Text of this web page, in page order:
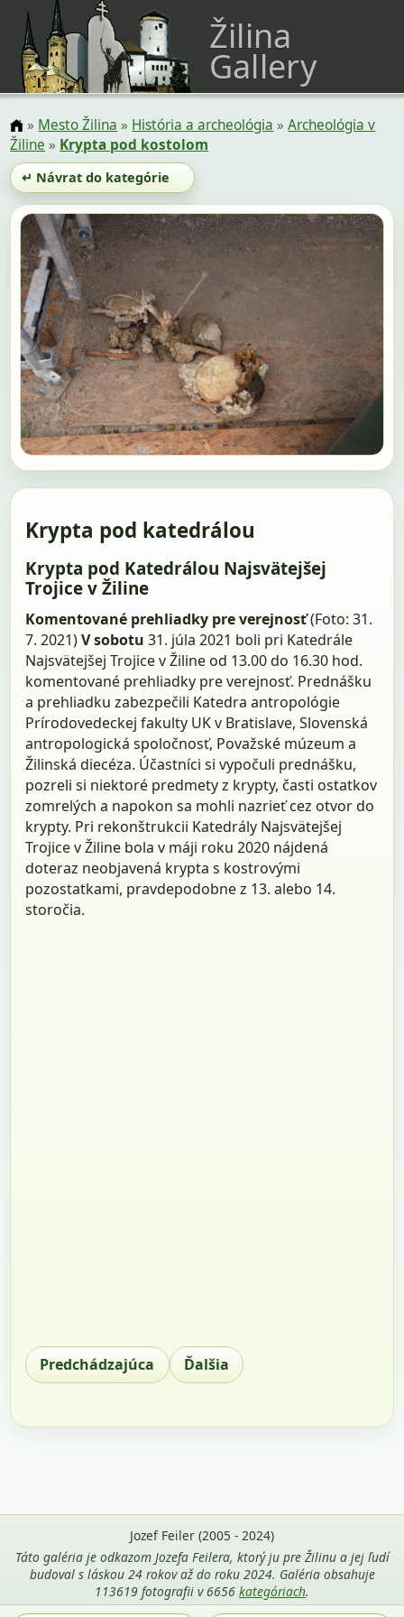
Žilina
Gallery
» Mesto Žilina » História a archeológia »Archeológia v
Žiline » Krypta pod kostolom
↵ Návrat do kategórie
Krypta pod katedrálou
Krypta pod Katedrálou Najsvätejšej
Trojice v Žiline
Komentované prehliadky pre verejnosť(Foto: 31.
7. 2021)V sobotu31. júla 2021 boli pri Katedrále
Najsvätejšej Trojice v Žiline od 13.00 do 16.30 hod.
komentované prehliadky pre verejnosť. Prednášku
a prehliadku zabezpečili Katedra antropológie
Prírodovedeckej fakulty UK v Bratislave, Slovenská
antropologická spoločnosť, Považské múzeum a
Žilinská diecéza. Účastníci si vypočuli prednášku,
pozreli si niektoré predmety z krypty, časti ostatkov
zomrelých a napokon sa mohli nazrieť cez otvor do
krypty. Pri rekonštrukcii Katedrály Najsvätejšej
Trojice v Žiline bola v máji roku 2020 nájdená
doteraz neobjavená krypta s kostrovými
pozostatkami, pravdepodobne z 13. alebo 14.
storočia.
Predchádzajúca Ďalšia
Jozef Feiler (2005 - 2024)
Táto galéria je odkazom Jozefa Feilera, ktorý ju pre Žilinu a jej ľudí
budoval s láskou 24 rokov až do roku 2024. Galéria obsahuje
113619 fotografii v 6656 kategóriach.